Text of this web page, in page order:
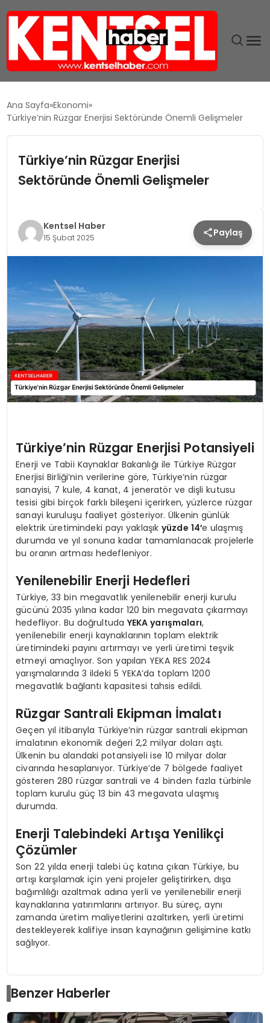
EKONOMI
TEKNOLOJI
MAGAZIN
KÜLTÜR & SANAT
SPOR
SAĞLIK
Ana Sayfa Ekonomi
Türkiye’nin Rüzgar Enerjisi Sektöründe Önemli Gelişmeler
Türkiye’nin Rüzgar Enerjisi
Sektöründe Önemli Gelişmeler
Kentsel Haber
15 Şubat 2025 Paylaş
Türkiye’nin Rüzgar Enerjisi Potansiyeli
Enerji ve Tabii Kaynaklar Bakanlığı ile Türkiye Rüzgar
Enerjisi Birliği’nin verilerine göre, Türkiye’nin rüzgar
sanayisi, 7 kule, 4 kanat, 4 jeneratör ve dişli kutusu
tesisi gibi birçok farklı bileşeni içerirken, yüzlerce rüzgar
sanayi kuruluşu faaliyet gösteriyor. Ülkenin günlük
elektrik üretimindeki payı yaklaşıkyüzde 14′e ulaşmış
durumda ve yıl sonuna kadar tamamlanacak projelerle
bu oranın artması hedefleniyor.
Yenilenebilir Enerji Hedefleri
Türkiye, 33 bin megavatlık yenilenebilir enerji kurulu
gücünü 2035 yılına kadar 120 bin megavata çıkarmayı
hedefliyor. Bu doğrultuda YEKA yarışmaları,
yenilenebilir enerji kaynaklarının toplam elektrik
üretimindeki payını artırmayı ve yerli üretimi teşvik
etmeyi amaçlıyor. Son yapılan YEKA RES 2024
yarışmalarında 3 ildeki 5 YEKA’da toplam 1200
megavatlık bağlantı kapasitesi tahsis edildi.
Rüzgar Santrali Ekipman İmalatı
Geçen yıl itibarıyla Türkiye’nin rüzgar santrali ekipman
imalatının ekonomik değeri 2,2 milyar doları aştı.
Ülkenin bu alandaki potansiyeli ise 10 milyar dolar
civarında hesaplanıyor. Türkiye’de 7 bölgede faaliyet
gösteren 280 rüzgar santrali ve 4 binden fazla türbinle
toplam kurulu güç 13 bin 43 megavata ulaşmış
durumda.
Enerji Talebindeki Artışa Yenilikçi
Çözümler
Son 22 yılda enerji talebi üç katına çıkan Türkiye, bu
artışı karşılamak için yeni projeler geliştirirken, dışa
bağımlılığı azaltmak adına yerli ve yenilenebilir enerji
kaynaklarına yatırımlarını artırıyor. Bu süreç, aynı
zamanda üretim maliyetlerini azaltırken, yerli üretimi
destekleyerek kalifiye insan kaynağının gelişimine katkı
sağlıyor.
Benzer Haberler